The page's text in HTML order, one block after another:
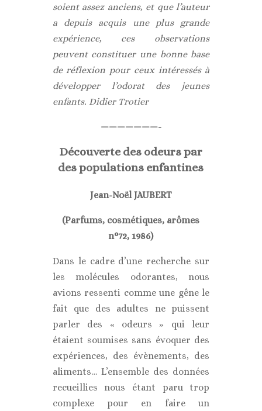
soient assez anciens, et que l’auteur
a depuis acquis une plus grande
expérience, ces observations
peuvent constituer une bonne base
de réflexion pour ceux intéressés à
développer l’odorat des jeunes
enfants. Didier Trotier
———————-
Découverte des odeurs par
des populations enfantines
Jean-Noël JAUBERT
(Parfums, cosmétiques, arômes
n°72, 1986)
Dans le cadre d’une recherche sur
les molécules odorantes, nous
avions ressenti comme une gêne le
fait que des adultes ne puissent
parler des « odeurs » qui leur
étaient soumises sans évoquer des
expériences, des évènements, des
aliments… L’ensemble des données
recueillies nous étant paru trop
complexe pour en faire un